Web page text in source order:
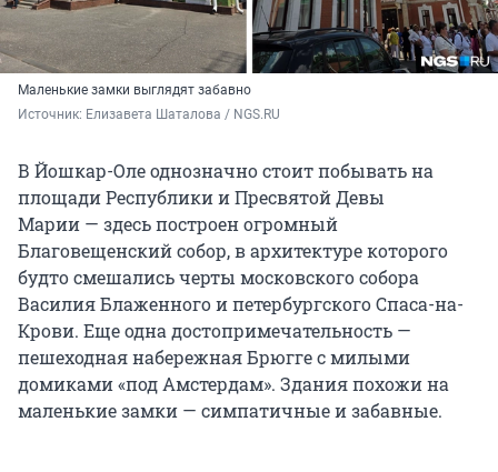
Маленькие замки выглядят забавно
Источник: Елизавета Шаталова / NGS.RU
В Йошкар-Оле однозначно стоит побывать на
площади Республики и Пресвятой Девы
Марии — здесь построен огромный
Благовещенский собор, в архитектуре которого
будто смешались черты московского собора
Василия Блаженного и петербургского Спаса-на-
Крови. Еще одна достопримечательность —
пешеходная набережная Брюгге с милыми
домиками «под Амстердам». Здания похожи на
маленькие замки — симпатичные и забавные.